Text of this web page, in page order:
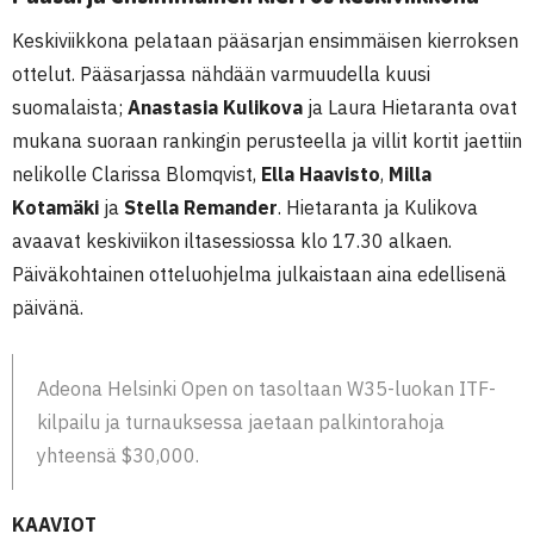
Keskiviikkona pelataan pääsarjan ensimmäisen kierroksen
ottelut. Pääsarjassa nähdään varmuudella kuusi
suomalaista; Anastasia Kulikova ja Laura Hietaranta ovat
mukana suoraan rankingin perusteella ja villit kortit jaettiin
nelikolle Clarissa Blomqvist, Ella Haavisto, Milla
Kotamäki ja Stella Remander. Hietaranta ja Kulikova
avaavat keskiviikon iltasessiossa klo 17.30 alkaen.
Päiväkohtainen otteluohjelma julkaistaan aina edellisenä
päivänä.
Adeona Helsinki Open on tasoltaan W35-luokan ITF-
kilpailu ja turnauksessa jaetaan palkintorahoja
yhteensä $30,000.
KAAVIOT